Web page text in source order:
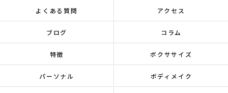
よくある質問 アクセス
ブログ コラム
特徴 ボクササイズ
パーソナル ボディメイク